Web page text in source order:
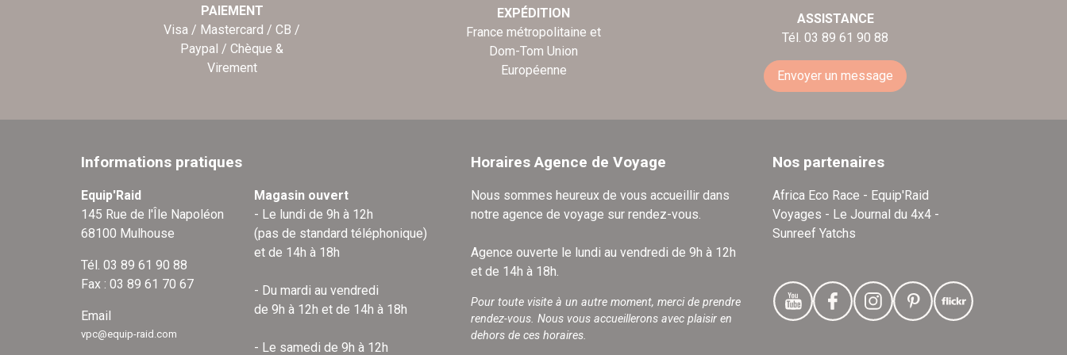
PAIEMENT
Visa / Mastercard / CB /
Paypal / Chèque &
Virement
EXPÉDITION
France métropolitaine et
Dom-Tom Union
Européenne
ASSISTANCE
Tél. 03 89 61 90 88
Envoyer un message
Informations pratiques
Equip'Raid
145 Rue de l'Île Napoléon
68100 Mulhouse
Tél. 03 89 61 90 88
Fax : 03 89 61 70 67
Email
vpc@equip-raid.com
Magasin ouvert
- Le lundi de 9h à 12h
(pas de standard téléphonique)
et de 14h à 18h
- Du mardi au vendredi
de 9h à 12h et de 14h à 18h
- Le samedi de 9h à 12h
Horaires Agence de Voyage
Nous sommes heureux de vous accueillir dans
notre agence de voyage sur rendez-vous.
Agence ouverte le lundi au vendredi de 9h à 12h
et de 14h à 18h.
Pour toute visite à un autre moment, merci de prendre
rendez-vous. Nous vous accueillerons avec plaisir en
dehors de ces horaires.
Nos partenaires
Africa Eco Race - Equip'Raid
Voyages - Le Journal du 4x4 -
Sunreef Yatchs